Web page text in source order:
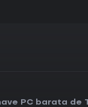
PC barata de